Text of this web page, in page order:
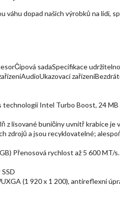
váhu dopad našich výrobků na lidi,
sadaSpecifikace
Intel Turbo Boost, 24 MB
z lisované buničiny uvnitř krabice
zdrojů a jsou recyklovatelné;
Přenosová rychlost až 5 600 MT/s.
(1 920 x 1 200), antireflexní